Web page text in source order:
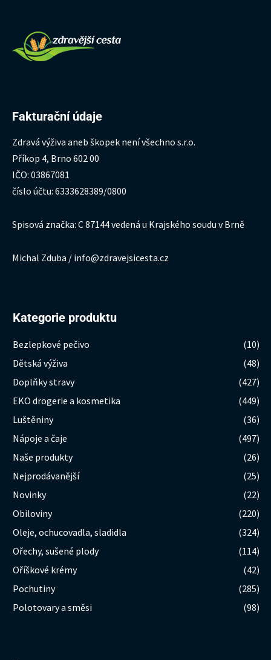
Fakturační údaje
Zdravá výživa aneb škopek není všechno s.r.o.
Příkop 4, Brno 602 00
IČO: 03867081
číslo účtu: 6333628389/0800
Spisová značka: C 87144 vedená u Krajského soudu v Brně
Michal Zduba / info@zdravejsicesta.cz
Kategorie produktu
Bezlepkové pečivo
(10)
Dětská výživa
(48)
Doplňky stravy
(427)
EKO drogerie a kosmetika
(449)
Luštěniny
(36)
Nápoje a čaje
(497)
Naše produkty
(26)
Nejprodávanější
(25)
Novinky
(22)
Obiloviny
(220)
Oleje, ochucovadla, sladidla
(324)
Ořechy, sušené plody
(114)
Oříškové krémy
(42)
Pochutiny
(285)
Polotovary a směsi
(98)